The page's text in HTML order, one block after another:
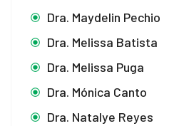
Dra. Maydelin Pechio
Dra. Melissa Batista
Dra. Melissa Puga
Dra. Mónica Canto
Dra. Natalye Reyes